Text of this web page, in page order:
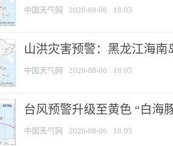
中国天气网 2026-08-06 18:05
山洪灾害预警：黑龙江海
中国天气网 2026-08-06 18:05
台风预警升级至黄色 “白海
中国天气网 2026-08-06 18:05